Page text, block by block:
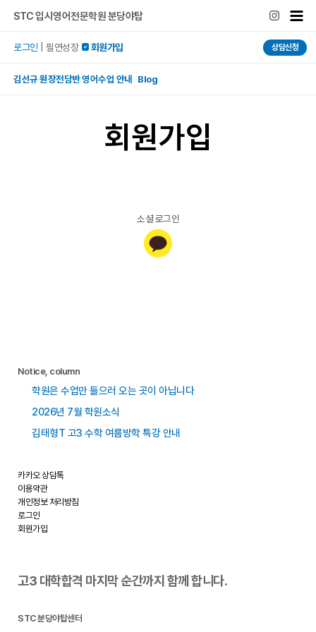
건너뛰기STC 입시영어전문학원 분당야탑
로그인 필연성장  회원가입 상담신청
김선규 원장전담반 영어수업 안내 Blog
회원가입
소셜 로그인
Notice, column
학원은 수업만 들으러 오는 곳이 아닙니다
2026년 7월 학원소식
김태형T 고3 수학 여름방학 특강 안내
카카오 상담톡
이용약관
개인정보 처리방침
로그인
회원가입
고3 대학합격 마지막 순간까지 함께 합니다.
STC 분당야탑센터